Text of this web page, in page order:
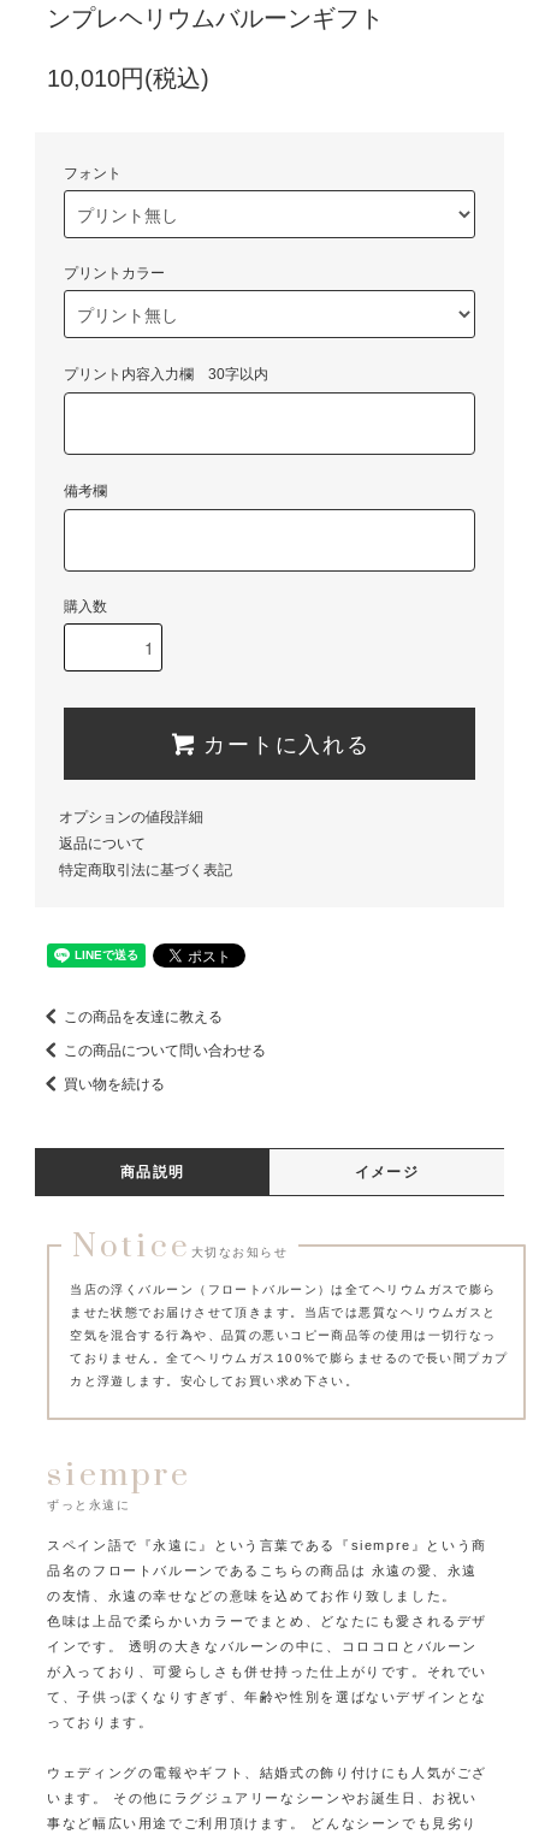
ンプレヘリウムバルーンギフト
10,010円(税込)
フォント
プリントカラー
プリント内容入力欄 30字以内
備考欄
購入数
カートに入れる
オプションの値段詳細
返品について
特定商取引法に基づく表記
この商品を友達に教える
この商品について問い合わせる
買い物を続ける
商品説明 イメージ
Notice 大切なお知らせ
当店の浮くバルーン（フロートバルーン）は全てヘリウムガスで膨ら
ませた状態でお届けさせて頂きます。
当店では悪質なヘリウムガスと
空気を混合する行為や、品質の悪いコピー商品等の使用は一切行なっ
ておりません。全てヘリウムガス100%で膨らませるので長い間プカプ
カと浮遊します。安心してお買い求め下さい。
siempre
ずっと永遠に
スペイン語で『永遠に』という言葉である『siempre』という商
品名のフロートバルーンであるこちらの商品は 永遠の愛、永遠
の友情、永遠の幸せなどの意味を込めてお作り致しました。
色味は上品で柔らかいカラーでまとめ、どなたにも愛されるデザ
インです。
透明の大きなバルーンの中に、コロコロとバルーン
が入っており、可愛らしさも併せ持った仕上がりです。
それでい
て、子供っぽくなりすぎず、年齢や性別を選ばないデザインとな
っております。
ウェディングの電報やギフト、結婚式の飾り付けにも人気がござ
います。
その他にラグジュアリーなシーンやお誕生日、お祝い
事など幅広い用途でご利用頂けます。
どんなシーンでも見劣り